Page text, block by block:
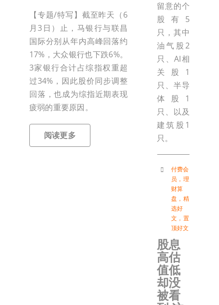
【专题/特写】截至昨天（6
月3日）止，马银行与联昌
国际分别从年内高峰回落约
17%，大众银行也下跌6%。
3家银行合计占综指权重超
过34%，因此股价同步调整
回落，也成为综指近期表现
疲弱的重要原因。
阅读更多
留意的个
股有5
只，其中
油气股2
只、AI相
关股1
只、半导
体股1
只、以及
建筑股1
只。
付费会
员 ， 理
财算
盘 ， 精
选好
文 ， 置
顶好文
股息
高估
值低
却没
被看